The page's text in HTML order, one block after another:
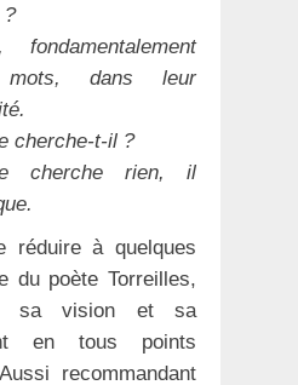
?
fondamentalement
dans leur
cherche-t-il ?
cherche rien, il
réduire à quelques
du poète Torreilles,
sa vision et sa
en tous points
recommandant